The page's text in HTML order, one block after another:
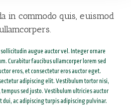
in commodo quis, euismod
augue auctor vel. Integer ornare
Curabitur faucibus ullamcorper lorem sed
eros, et consectetur eros auctor eget.
adipiscing elit. Vestibulum tortor nisi,
sed justo. Vestibulum ultricies auctor
dui, ac adipiscing turpis adipiscing pulvinar.